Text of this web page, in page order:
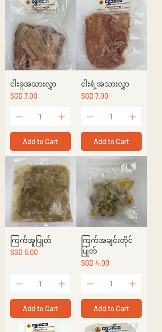
ငါးခူအသားလွှာ
Price
SGD 7.00
Add to Cart
ငါးရံ့အသားလွှာ
Price
SGD 7.00
Add to Cart
ကြက်အူပြုတ်
Price
SGD 6.00
Add to Cart
ကြက်အချင်းတိုင်
ပြုတ်
Price
SGD 4.00
Add to Cart